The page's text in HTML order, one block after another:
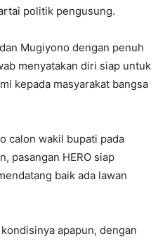
politik pengusung.
Mugiyono dengan penuh
menyatakan diri siap untuk
kepada masyarakat bangsa
calon wakil bupati pada
pasangan HERO siap
baik ada lawan
apapun, dengan